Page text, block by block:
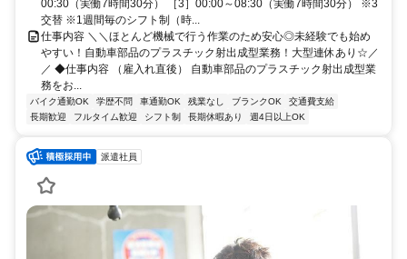
00:30（実働7時間30分） ［3］00:00～08:30（実働7時間30分） ※3
交替 ※1週間毎のシフト制（時...
仕事内容 ＼＼ほとんど機械で行う作業のため安心◎未経験でも始め
やすい！自動車部品のプラスチック射出成型業務！大型連休あり☆／
／ ◆仕事内容 （雇入れ直後） 自動車部品のプラスチック射出成型業
務をお...
バイク通勤OK 学歴不問 車通勤OK 残業なし ブランクOK
交通費支給
長期歓迎
フルタイム歓迎 シフト制 長期休暇あり 週4日以上OK
派遣社員